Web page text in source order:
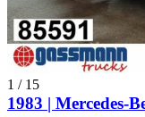
1 / 15
1983 | Mercedes-